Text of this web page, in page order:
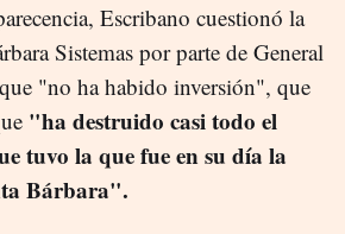
Escribano cuestionó la
Sistemas por parte de General
"no ha habido inversión", que
"ha destruido casi todo el
tuvo la que fue en su día la
Bárbara".